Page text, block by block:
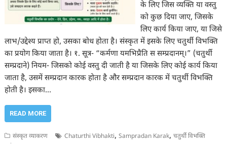
के लिए जिस व्यक्ति या वस्तु
को कुछ दिया जाए, जिसके
लिए कार्य किया जाए, या जिसे
लाभ/उद्देश्य प्राप्त हो, उसका बोध होता है। संस्कृत में इसके लिए चतुर्थी विभक्ति
का प्रयोग किया जाता है। १. सूत्र- “कर्मणा यमभिप्रैति स सम्प्रदानम्।” (चतुर्थी
सम्प्रदाने) नियम- जिसको कोई वस्तु दी जाती है या जिसके लिए कोई कार्य किया
जाता है, उसमें सम्प्रदान कारक होता है और सम्प्रदान कारक में चतुर्थी विभक्ति
होती है। इसका…
READ MORE
संस्कृत व्याकरण Chaturthi Vibhakti,Sampradan Karak,चतुर्थी विभक्ति